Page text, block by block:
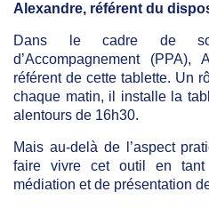
Alexandre, référent du
Dans le cadre de
d’Accompagnement
référent de cette tablette. Un
chaque matin, il installe la
alentours de 16h30.
Mais au-delà de l’aspect
faire vivre cet outil en
médiation et de présentation